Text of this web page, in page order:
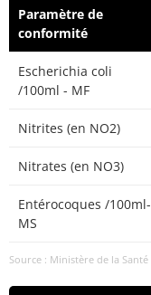
Paramètre de
conformité
Escherichia coli
/100ml - MF
Nitrites (en NO2)
Nitrates (en NO3)
Entérocoques /100ml-
MS
Source : Ministère de la Santé